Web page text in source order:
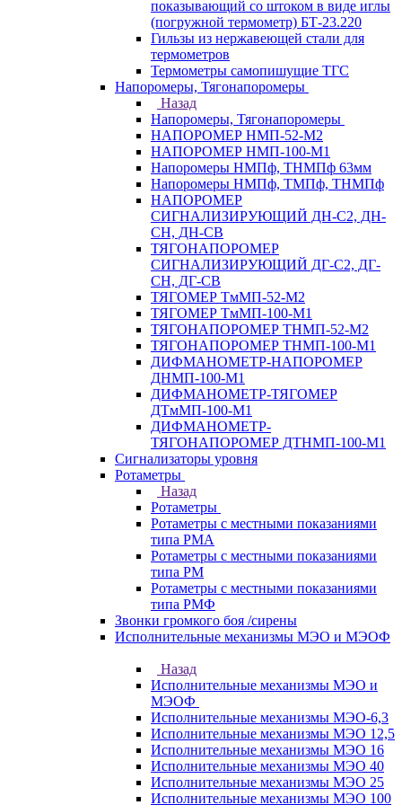
показывающий со штоком в виде иглы
(погружной термометр) БТ-23.220
Гильзы из нержавеющей стали для
термометров
Термометры самопишущие ТГС
Напоромеры, Тягонапоромеры
Назад
Напоромеры, Тягонапоромеры
НАПОРОМЕР НМП-52-М2
НАПОРОМЕР НМП-100-М1
Напоромеры НМПф, ТНМПф 63мм
Напоромеры НМПф, ТМПф, ТНМПф
НАПОРОМЕР
СИГНАЛИЗИРУЮЩИЙ ДН-С2, ДН-
СН, ДН-СВ
ТЯГОНАПОРОМЕР
СИГНАЛИЗИРУЮЩИЙ ДГ-С2, ДГ-
СН, ДГ-СВ
ТЯГОМЕР ТмМП-52-М2
ТЯГОМЕР ТмМП-100-М1
ТЯГОНАПОРОМЕР ТНМП-52-М2
ТЯГОНАПОРОМЕР ТНМП-100-М1
ДИФМАНОМЕТР-НАПОРОМЕР
ДНМП-100-М1
ДИФМАНОМЕТР-ТЯГОМЕР
ДТмМП-100-М1
ДИФМАНОМЕТР-
ТЯГОНАПОРОМЕР ДТНМП-100-М1
Сигнализаторы уровня
Ротаметры
Назад
Ротаметры
Ротаметры с местными показаниями
типа РМА
Ротаметры с местными показаниями
типа РМ
Ротаметры с местными показаниями
типа РМФ
Звонки громкого боя /сирены
Исполнительные механизмы МЭО и МЭОФ
Назад
Исполнительные механизмы МЭО и
МЭОФ
Исполнительные механизмы МЭО-6,3
Исполнительные механизмы МЭО 12,5
Исполнительные механизмы МЭО 16
Исполнительные механизмы МЭО 40
Исполнительные механизмы МЭО 25
Исполнительные механизмы МЭО 100